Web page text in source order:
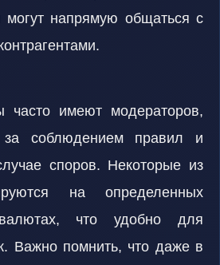
могут напрямую общаться с
часто имеют модераторов,
за соблюдением правил и
споров. Некоторые из
на определенных
что удобно для
Важно помнить, что даже в